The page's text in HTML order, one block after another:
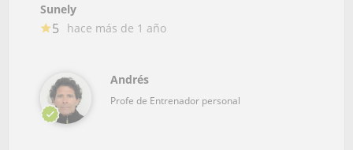
Sunely
5 hace más de 1 año
Andrés
Profe de Entrenador personal